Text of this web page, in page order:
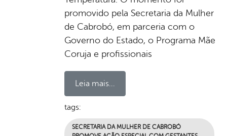
promovido pela Secretaria da Mulher
de Cabrobó, em parceria com o
Governo do Estado, o Programa Mãe
Coruja e profissionais
Leia mais...
tags:
SECRETARIA DA MULHER DE CABROBÓ